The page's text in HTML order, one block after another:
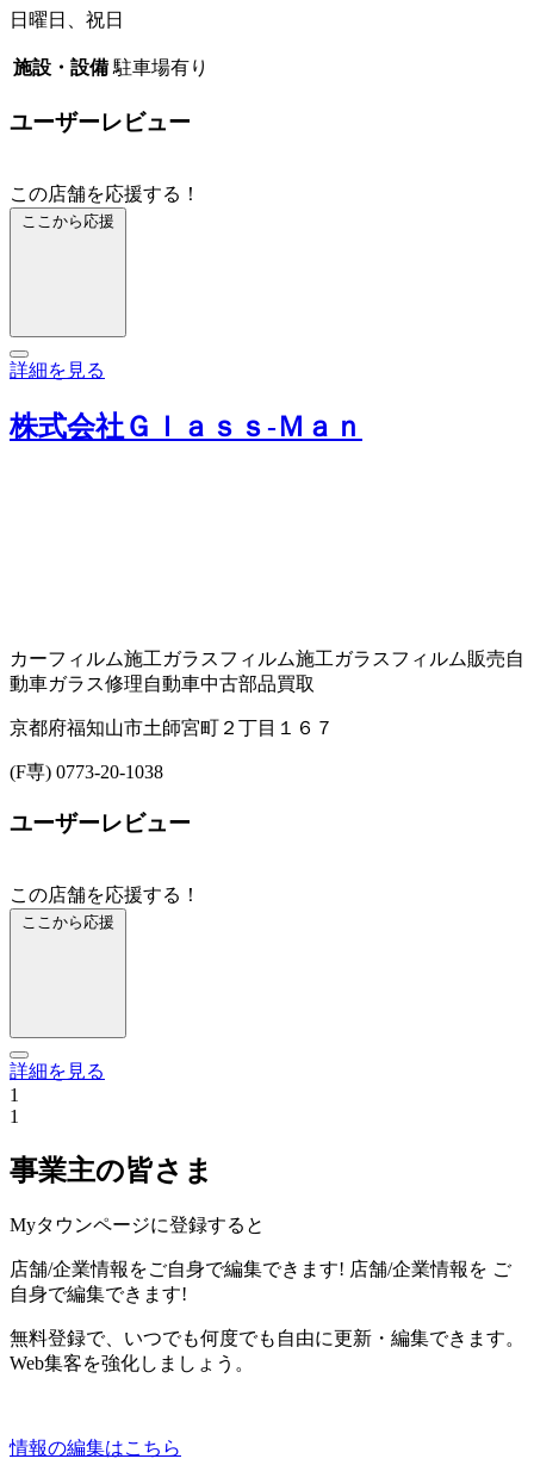
日曜日、祝日
施設・設備 駐車場有り
ユーザーレビュー
この店舗を応援する！
ここから応援
詳細を見る
株式会社Ｇｌａｓｓ‐Ｍａｎ
カーフィルム施工ガラスフィルム施工ガラスフィルム販売自
動車ガラス修理自動車中古部品買取
京都府福知山市土師宮町２丁目１６７
(F専) 0773-20-1038
ユーザーレビュー
この店舗を応援する！
ここから応援
詳細を見る
1
1
事業主の皆さま
Myタウンページに登録すると
店舗/企業情報をご自身で編集できます! 店舗/企業情報を ご
自身で編集できます!
無料登録で、いつでも何度でも自由に更新・編集できます。
Web集客を強化しましょう。
情報の編集はこちら